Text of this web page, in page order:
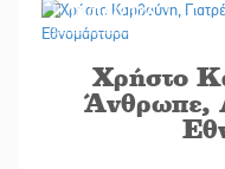
10/06/2026
Χρήστο
Άνθρωπε,